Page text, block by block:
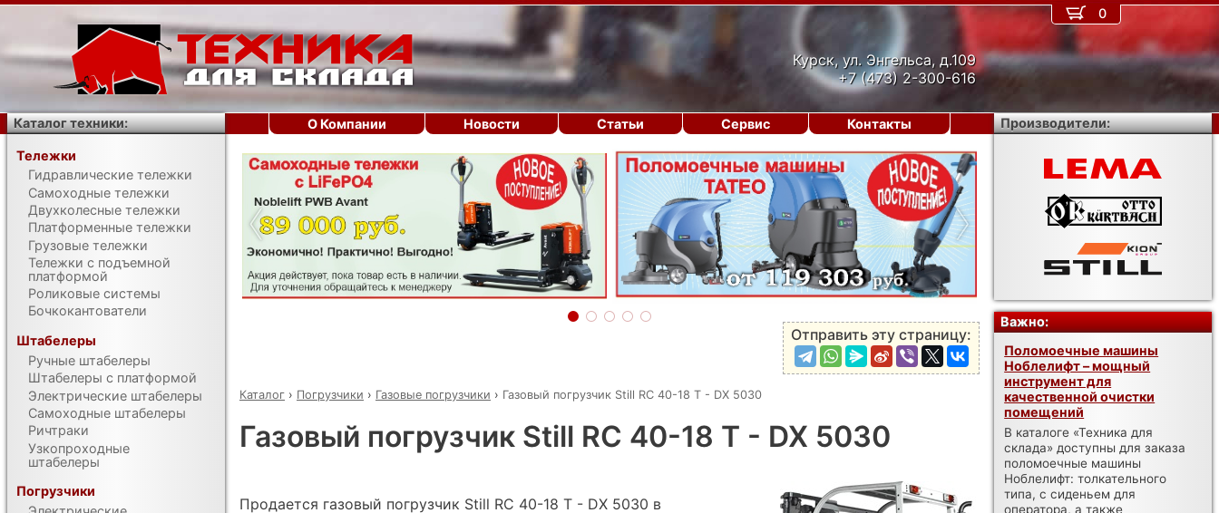
Курск, ул. Энгельса, д.109
+7 (473) 2-300-616
‹ ›
Отправить эту страницу:
Каталог › Погрузчики › Газовые погрузчики › Газовый погрузчик Still RC 40-18 T - DX 5030
Газовый погрузчик Still RC 40-18 T - DX 5030
Продается газовый погрузчик Still RC 40-18 T - DX 5030 в
0
О Компании Новости Статьи Сервис Контакты
Каталог техники:
Тележки
Гидравлические тележки
Самоходные тележки
Двухколесные тележки
Платформенные тележки
Грузовые тележки
Тележки с подъемной
платформой
Роликовые системы
Бочкокантователи
Штабелеры
Ручные штабелеры
Штабелеры с платформой
Электрические штабелеры
Самоходные штабелеры
Ричтраки
Узкопроходные
штабелеры
Погрузчики
Производители:
Важно:
Поломоечные машины
Ноблелифт – мощный
инструмент для
качественной очистки
помещений
В каталоге «Техника для
склада» доступны для заказа
поломоечные машины
Ноблелифт: толкательного
типа, с сиденьем для
оператора, а также